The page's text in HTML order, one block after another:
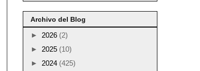
Archivo del Blog
► 2026 (2)
► 2025 (10)
► 2024 (425)